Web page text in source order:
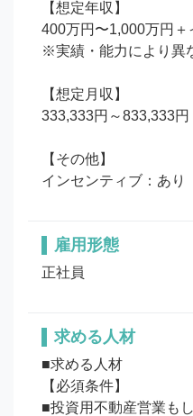
【想定年収】
400万円〜1,000万円
※実績・能力により異
【想定月収】
333,333円～833,333円
【その他】
インセンティブ：あり
雇用形態
正社員
求める人材
■求める人材
【必須条件】
■投資用不動産営業も